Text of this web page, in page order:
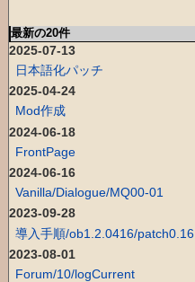
最新の20件
2025-07-13
日本語化パッチ
2025-04-24
Mod作成
2024-06-18
FrontPage
2024-06-16
Vanilla/Dialogue/MQ00-01
2023-09-28
導入手順/ob1.2.0416/patch0.16
2023-08-01
Forum/10/logCurrent